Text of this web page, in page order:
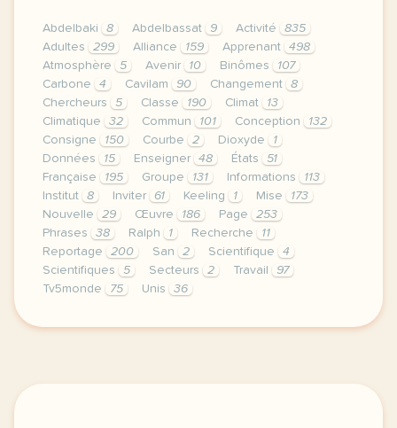
Abdelbaki 8 Abdelbassat 9 Activité
835
Adultes
299 Alliance 159 Apprenant
498
Atmosphère
5 Avenir 10 Binômes
107
Carbone
4 Cavilam 90 Changement
8
Chercheurs
5 Classe 190 Climat
13
Climatique
32 Commun 101 Conception
132
Consigne
150 Courbe 2 Dioxyde
1
Données
15 Enseigner 48 États
51
Française
195 Groupe 131 Informations
113
Institut
8 Inviter 61 Keeling 1 Mise
173
Nouvelle
29 Œuvre 186 Page
253
Phrases
38 Ralph 1 Recherche
11
Reportage
200 San 2 Scientifique
4
Scientifiques
5 Secteurs 2 Travail
97
Tv5monde
75 Unis 36
le respect de votre vie privee est une priorite